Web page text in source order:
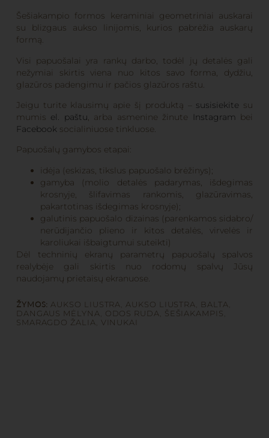
Šešiakampio formos keraminiai geometriniai auskarai
su blizgaus aukso linijomis, kurios pabrėžia auskarų
formą.
Visi papuošalai yra rankų darbo, todėl jų detalės gali
nežymiai skirtis viena nuo kitos savo forma, dydžiu,
glazūros padengimu ir pačios glazūros raštu.
Jeigu turite klausimų apie šį produktą – susisiekite su
mumis el. paštu, arba asmenine žinute Instagram bei
Facebooksocialiniuose tinkluose.
Papuošalų gamybos etapai:
idėja (eskizas, tikslus papuošalo brėžinys);
gamyba (molio detalės padarymas, išdegimas
krosnyje, šlifavimas rankomis, glazūravimas,
pakartotinas išdegimas krosnyje);
galutinis papuošalo dizainas (parenkamos sidabro/
nerūdijančio plieno ir kitos detalės, virvelės ir
karoliukai išbaigtumui suteikti)
Dėl techninių ekranų parametrų papuošalų spalvos
realybėje gali skirtis nuo rodomų spalvų Jūsų
naudojamų prietaisų ekranuose.
ŽYMOS: AUKSO LIUSTRA AUKSO LIUSTRA BALTA
DANGAUS MĖLYNA
ODOS RUDA ŠEŠIAKAMPIS
SMARAGDO ŽALIA
VINUKAI